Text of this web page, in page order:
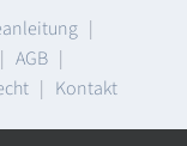
|
| AGB |
| Kontakt